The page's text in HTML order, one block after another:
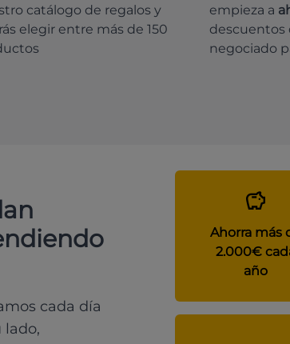
catálogo de regalos y
elegir entre más de 150
empieza a
descuentos
negociado
cada día
lado,
Ahorra más
2.000€
año